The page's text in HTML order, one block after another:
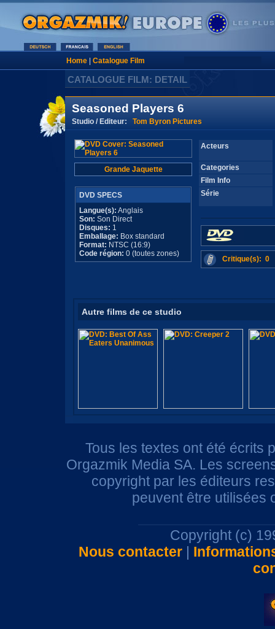
Home| Catalogue Film
CATALOGUE FILM: DETAIL
Seasoned Players 6
Studio / Editeur: Tom Byron Pictures
Grande Jaquette
DVD SPECS
Langue(s): Anglais
Son: Son Direct
Disques: 1
Emballage: Box standard
Format: NTSC (16:9)
Code région: 0 (toutes zones)
Acteurs
Categories
Film Info
Série
Critique(s): 0
Autre films de ce studio
Tous les textes ont été écrits
Orgazmik Media SA. Les
copyright par les éditeurs
peuvent être utilisées
Copyright (c)
Nous contacter|